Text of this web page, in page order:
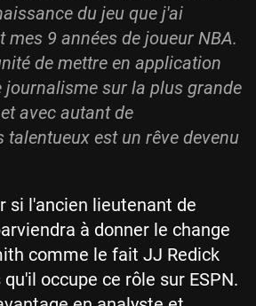
du jeu que j'ai
mes 9 années de joueur NBA.
de mettre en application
journalisme sur la plus grande
avec autant de
talentueux est un rêve devenu
si l'ancien lieutenant de
à donner le change
comme le fait JJ Redick
occupe ce rôle sur ESPN.